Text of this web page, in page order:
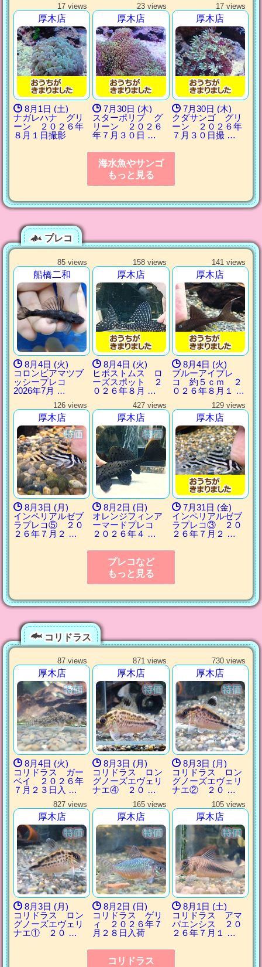
17 views
厚木店
8月1日 (土)
ナガレハナ グリ
ーン ２０２６年
８月１日撮影
23 views
厚木店
7月30日 (木)
スターポリプ グ
リーン ２０２６
年７月３０日 …
17 views
厚木店
7月30日 (木)
クダサンゴ グリ
ーン ２０２６年
７月３０日撮 …
海水魚やサンゴ
もっと見る
プレコ
85 views
船橋二和
8月4日 (火)
コロンビアマツブ
ッシープレコ
2026年7月 …
158 views
厚木店
8月4日 (火)
ヒポストムス ロ
ーズスポット ２
０２６年８月 …
141 views
厚木店
8月4日 (火)
ブルーアイプレ
コ 約５ｃｍ ２
０２６年８月１ …
126 views
厚木店
8月3日 (月)
インペリアルゼブ
ラプレコ⑤ ２０
２６年７月２ …
427 views
厚木店
8月2日 (日)
オレンジフィンア
ーマードプレコ
２０２６年４ …
129 views
厚木店
7月31日 (金)
インペリアルゼブ
ラプレコ③ ２０
２６年７月２ …
プレコなど
もっと見る
コリドラス
87 views
厚木店
8月4日 (火)
コリドラス ガー
ベイ ２０２６年
７月２３日入 …
871 views
厚木店
8月3日 (月)
コリドラス ロン
グノーズエヴェリ
ナエ④ ２０ …
730 views
厚木店
8月3日 (月)
コリドラス ロン
グノーズエヴェリ
ナエ② ２０ …
827 views
厚木店
8月3日 (月)
コリドラス ロン
グノーズエヴェリ
ナエ① ２０ …
165 views
厚木店
8月2日 (日)
コリドラス ゲリ
ィ ２０２６年７
月２８日入荷
105 views
厚木店
8月1日 (土)
コリドラス アマ
パエンシス ２０
２６年７月１ …
コリドラス